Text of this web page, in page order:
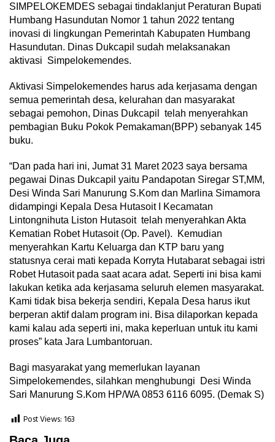
SIMPELOKEMDES sebagai tindaklanjut Peraturan Bupati
Humbang Hasundutan Nomor 1 tahun 2022 tentang
inovasi di lingkungan Pemerintah Kabupaten Humbang
Hasundutan. Dinas Dukcapil sudah melaksanakan
aktivasi Simpelokemendes.
Aktivasi Simpelokemendes harus ada kerjasama dengan
semua pemerintah desa, kelurahan dan masyarakat
sebagai pemohon, Dinas Dukcapil telah menyerahkan
pembagian Buku Pokok Pemakaman(BPP) sebanyak 145
buku.
“Dan pada hari ini, Jumat 31 Maret 2023 saya bersama
pegawai Dinas Dukcapil yaitu Pandapotan Siregar ST,MM,
Desi Winda Sari Manurung S.Kom dan Marlina Simamora
didampingi Kepala Desa Hutasoit I Kecamatan
Lintongnihuta Liston Hutasoit telah menyerahkan Akta
Kematian Robet Hutasoit (Op. Pavel). Kemudian
menyerahkan Kartu Keluarga dan KTP baru yang
statusnya cerai mati kepada Korryta Hutabarat sebagai istri
Robet Hutasoit pada saat acara adat. Seperti ini bisa kami
lakukan ketika ada kerjasama seluruh elemen masyarakat.
Kami tidak bisa bekerja sendiri, Kepala Desa harus ikut
berperan aktif dalam program ini. Bisa dilaporkan kepada
kami kalau ada seperti ini, maka keperluan untuk itu kami
proses” kata Jara Lumbantoruan.
Bagi masyarakat yang memerlukan layanan
Simpelokemendes, silahkan menghubungi Desi Winda
Sari Manurung S.Kom HP/WA 0853 6116 6095. (Demak S)
Post Views: 163